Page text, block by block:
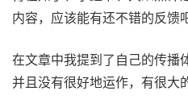
内容，应该能有还不错的反馈
在文章中我提到了自己的传播
并且没有很好地运作，有很大